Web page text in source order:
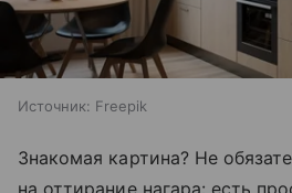
Источник: Freepik
Знакомая картина? Не